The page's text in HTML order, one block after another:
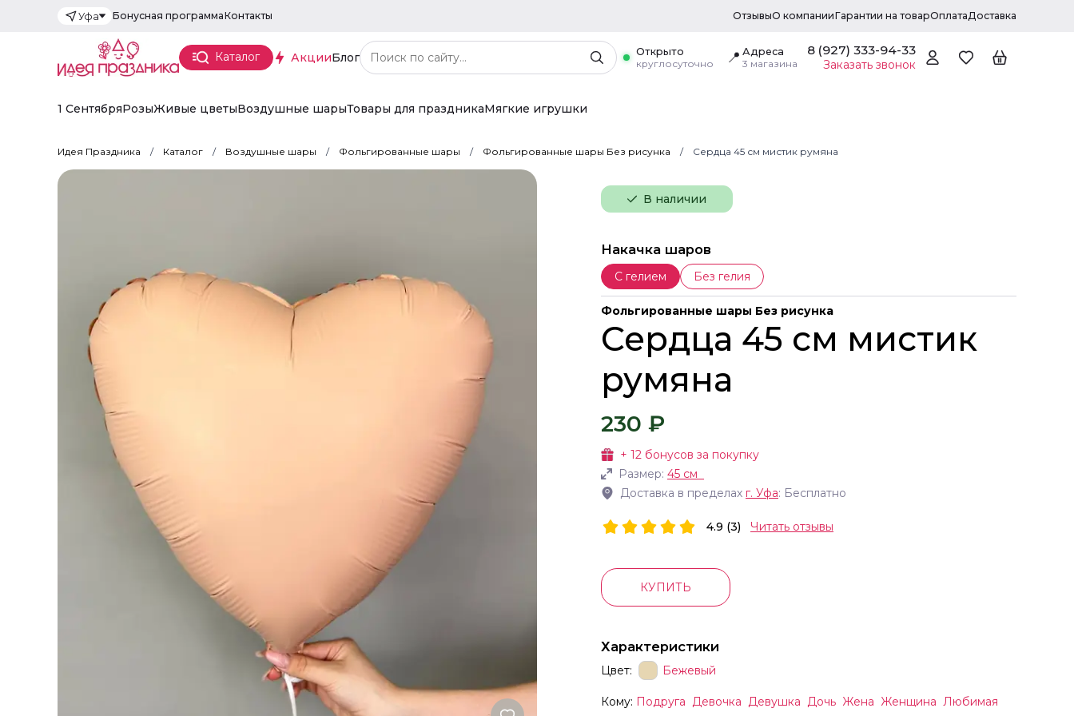
Уфа Бонусная программаКонтакты ОтзывыО компанииГарантии на товарОплатаДоставка
Каталог АкцииБлог
Открыто
круглосуточно
📍 Адреса
3 магазина
8 (927) 333-94-33
Заказать звонок
1 СентябряРозыЖивые цветыВоздушные шарыТовары для праздникаМягкие игрушки
Идея Праздника Каталог Воздушные шары Фольгированные шары Фольгированные шары Без рисунка Сердца 45 см мистик румяна
В наличии
Накачка шаров
С гелием Без гелия
Фольгированные шары Без рисунка
Сердца 45 см мистик
румяна
230 ₽
+ 12 бонусов за покупку
Размер: 45 см
Доставка в пределах г. Уфа: Бесплатно
4.9 (3) Читать отзывы
КУПИТЬ
Характеристики
Цвет: Бежевый
Кому: Подруга Девочка Девушка Дочь Жена Женщина Любимая